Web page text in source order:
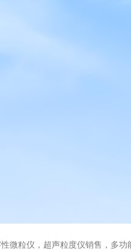
超声粒度仪销售，多功能超声粒度分析仪，粒度及